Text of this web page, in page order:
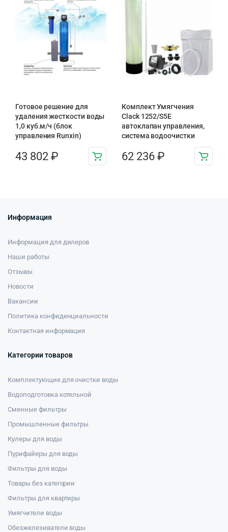
Готовое решение для
удаления жесткости воды
1,0 куб.м/ч (блок
управления Runxin)
43 802 ₽
Комплект Умягчения
Clack 1252/S5E
автоклапан управления,
система водоочистки
62 236 ₽
Информация
Информация для дилеров
Наши работы
Отзывы
Новости
Вакансии
Политика конфиденциальности
Контактная информация
Категории товаров
Комплектующие для очистки воды
Водоподготовка котельной
Сменные фильтры
Промышленные фильтры
Кулеры для воды
Пурифайеры для воды
Фильтры для воды
Товары без категории
Фильтры для квартиры
Умягчители воды
Обезжелезиватели воды